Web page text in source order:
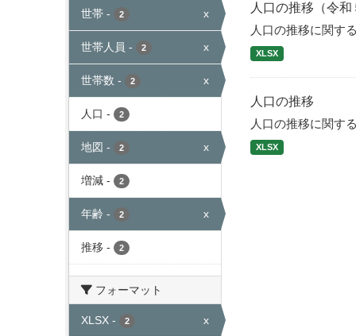
世帯 - 2 x
世帯人員 - 2 x
世帯数 - 2 x
人口 - 2
地図 - 2 x
増減 - 2
年齢 - 2 x
推移 - 2
フォーマット
XLSX - 2 x
人口の推移（令和
人口の推移に関す
XLSX
人口の推移
人口の推移に関す
XLSX